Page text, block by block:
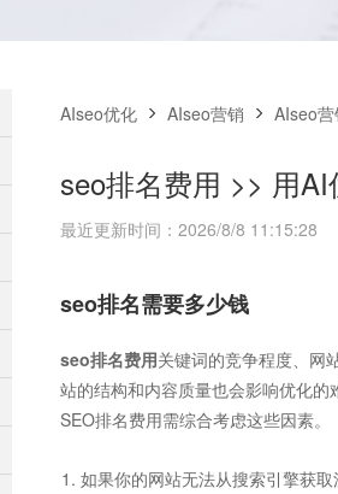
AIseo优化 AIseo营销 AIseo营
seo排名费用 >> 用AI
最近更新时间：2026/8/8 11:15:28
seo排名需要多少钱
seo排名费用关键词的竞争程度、网
站的结构和内容质量也会影响优化
SEO排名费用需综合考虑这些因素。
如果你的网站无法从搜索引擎获